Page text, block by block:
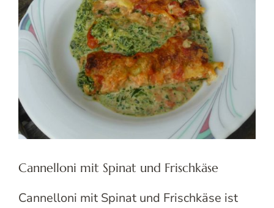
Cannelloni mit Spinat und Frischkäse
Cannelloni mit Spinat und Frischkäse ist